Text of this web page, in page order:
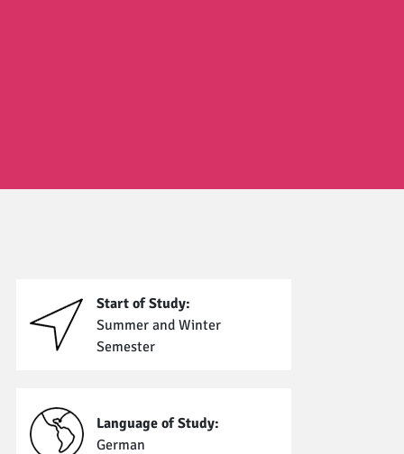
Start of Study:
Summer and Winter
Semester
Language of Study:
German